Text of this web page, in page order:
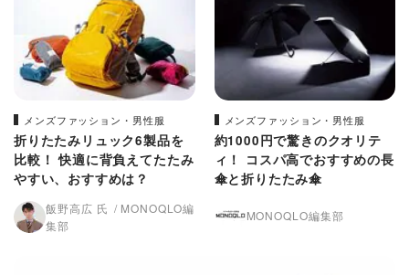
メンズファッション・男性服
折りたたみリュック6製品を
比較！ 快適に背負えてたたみ
やすい、おすすめは？
飯野高広 氏
MONOQLO編
集部
メンズファッション・男性服
約1000円で驚きのクオリテ
ィ！ コスパ高でおすすめの長
傘と折りたたみ傘
MONOQLO編集部